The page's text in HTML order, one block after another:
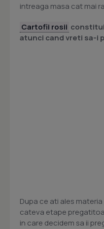
intreaga masa cat mai
Cartofii rosii
atunci cand vreti sa-i
Dupa ce ati ales
cateva etape
in care decidem sa ii